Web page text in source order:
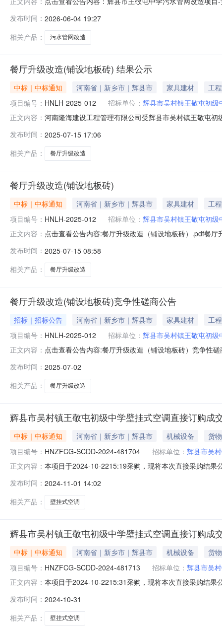
发布时间： 2026-06-04 19:27
相关产品：
污水管网改造
餐厅升级改造(铺设地板砖) 结果公示
中标｜中标通知 河南省｜新乡市｜辉县市 家具建材
工程
项目编号： HNLH-2025-012 招标单位： 辉县市吴村镇王敬屯初级
正文内容： 河南隆海建设工程管理有限公司受辉县市吴村镇王敬屯
14日六、磋商发布日期：2025年7月2日七、采购方式：
法定代表人：聂丽梅中
发布时间： 2025-07-15 17:06
相关产品：
餐厅升级改造
餐厅升级改造(铺设地板砖)
中标｜中标通知 河南省｜新乡市｜辉县市 家具建材
工程
项目编号： HNLH-2025-012 招标单位： 辉县市吴村镇王敬屯初级
正文内容： 点击查看公告内容:餐厅升级改造（铺设地板砖）.pdf餐
进行磋商，按规定程序进行了开标、评标、定标，现就
程量清单
发布时间： 2025-07-15 08:58
相关产品：
餐厅升级改造
餐厅升级改造(铺设地板砖)竞争性磋商公告
招标｜招标公告 河南省｜新乡市｜辉县市 家具建材
工程
项目编号： HNLH-2025-012 招标单位： 辉县市吴村镇王敬屯初级
正文内容： 点击查看公告内容:餐厅升级改造（铺设地板砖）竞争性
项目已具备招标条件，现招标方式为其它方式。二、项
造（铺设地板砖）；
发布时间： 2025-07-02
相关产品：
餐厅升级改造
辉县市吴村镇王敬屯初级中学壁挂式空调直接订购成
中标｜中标通知 河南省｜新乡市｜辉县市 机械设备
货物
项目编号： HNZFCG-SCDD-2024-481704 招标单位： 辉县市吴
正文内容： 本项目于2024-10-2215:19采购，现将本次直接采购结
求：1.商品参数需求商品名称技术规格数量单价（元）
发布时间： 2024-11-01 14:02
相关产品：
壁挂式空调
辉县市吴村镇王敬屯初级中学壁挂式空调直接订购成
中标｜中标通知 河南省｜新乡市｜辉县市 机械设备
货物
项目编号： HNZFCG-SCDD-2024-481713 招标单位： 辉县市吴
正文内容： 本项目于2024-10-2215:31采购，现将本次直接采购结
需求：1.商品参数需求商品名称技术规格数量单价（元
发布时间： 2024-10-31
相关产品：
壁挂式空调